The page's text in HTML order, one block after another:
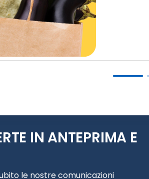
IN ANTEPRIMA E
le nostre comunicazioni